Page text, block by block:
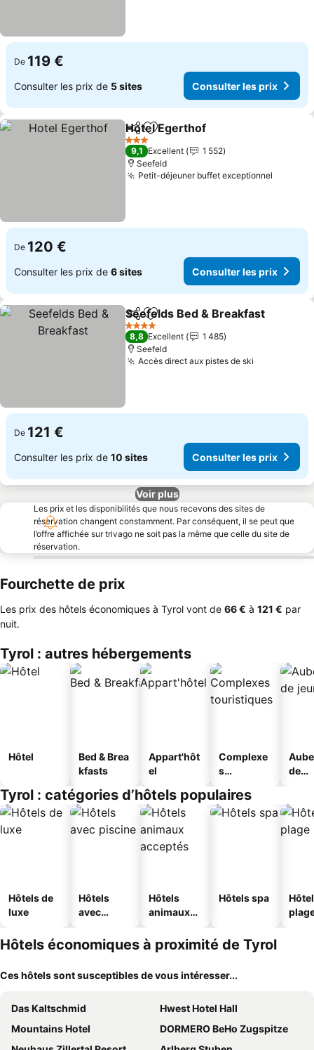
De 119 €
Consulter les prix de 5 sites Consulter les prix
PartagerAjouter à mes favoris
Hotel Egerthof
3 Étoiles
9,1 Excellent
1 552
Seefeld
Petit-déjeuner buffet exceptionnel
De 120 €
Consulter les prix de 6 sites Consulter les prix
PartagerAjouter à mes favoris
Seefelds Bed & Breakfast
4 Étoiles
8,8 Excellent
1 485
Seefeld
Accès direct aux pistes de ski
De 121 €
Consulter les prix de 10 sites Consulter les prix
Voir plus
Les prix et les disponibilités que nous recevons des sites de
réservation changent constamment. Par conséquent, il se peut que
l’offre affichée sur trivago ne soit pas la même que celle du site de
réservation.
Fourchette de prix
Les prix des hôtels économiques à Tyrol vont de ‎66 € à ‎121 € par
nuit.
Tyrol : autres hébergements
Hôtel
Bed & Brea
kfasts
Appart'hôt
el
Complexe
s
s
de
Tyrol : catégories d’hôtels populaires
Hôtels de
luxe
Hôtels
avec
Hôtels
animaux
Hôtels spa
Hôtels économiques à proximité de Tyrol
Ces hôtels sont susceptibles de vous intéresser...
Das Kaltschmid
Hwest Hotel Hall
Mountains Hotel
DORMERO BeHo Zugspitze